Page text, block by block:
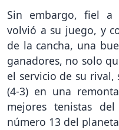
Sin embargo, fiel a
volvió a su juego, y
de la cancha, una
ganadores, no solo
el servicio de su
(4-3) en una
mejores tenistas
número 13 del